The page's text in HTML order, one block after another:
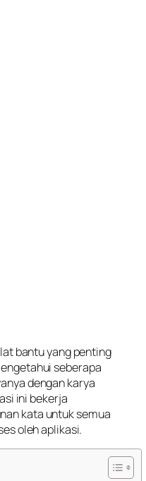
bantu yang penting
seberapa
dengan karya
ini bekerja
kata untuk semua
oleh aplikasi.